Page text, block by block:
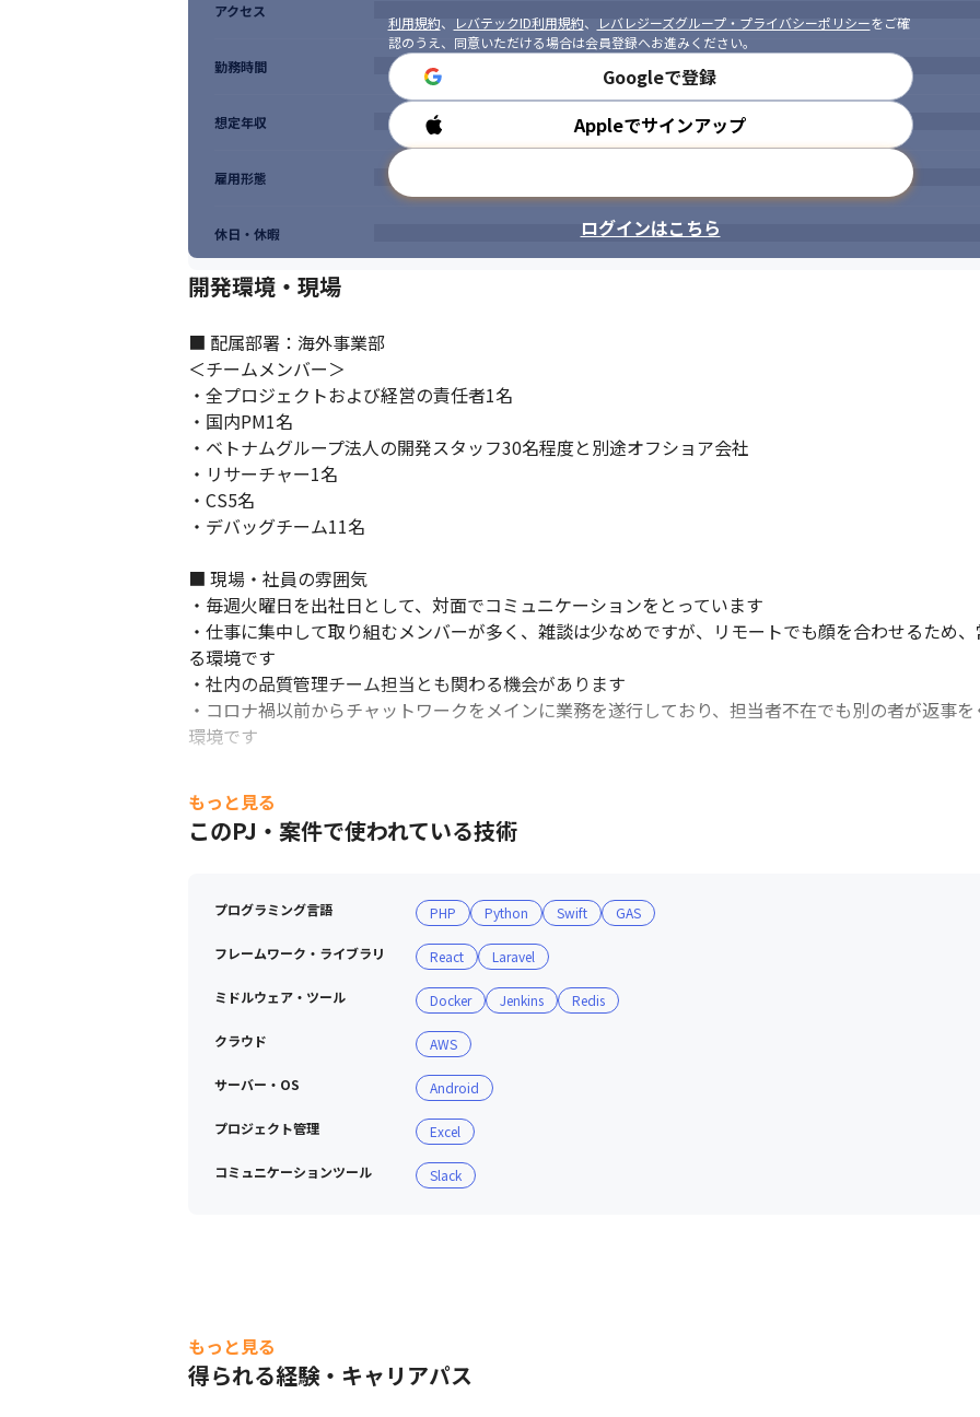
コミュニケーションを大切にしています。
利用規約、 レバテックID利用規約、 レバレジーズグループ・プライバシーポリシーをご確
認のうえ、同意いただける場合は会員登録へお進みください。
Googleで登録
Appleでサインアップ
ログインはこちら
アクセス
勤務時間
想定年収
雇用形態
休日・休暇
開発環境・現場
■ 配属部署：海外事業部
＜チームメンバー＞
・全プロジェクトおよび経営の責任者1名
・国内PM1名
・ベトナムグループ法人の開発スタッフ30名程度と別途オフショア会社
・リサーチャー1名
・CS5名
・デバッグチーム11名
■ 現場・社員の雰囲気
・毎週火曜日を出社日として、対面でコミュニケーションをとっています
・仕事に集中して取り組むメンバーが多く、雑談は少なめですが、リモートでも顔を合わせるため
る環境です
・社内の品質管理チーム担当とも関わる機会があります
・コロナ禍以前からチャットワークをメインに業務を遂行しており、担当者不在でも別の者が返事
環境です
■ 職場環境
・出社日以外の平日も、出社やリモートワークを自由に選択できます
・オフィスには、コーヒーをはじめとした飲みものが飲み放題でゆっくりできるカフェスペースを設
・ノートパソコンなど基本的なツールは会社側から貸与します
・それ以外にも、業務上必要なものがあれば相談可能です
・会社単位でリモートワークが導入される期間はリモート手当を支給しています
もっと見る
このPJ・案件で使われている技術
プログラミング言語 PHP Python Swift GAS
フレームワーク・ライブラリ React Laravel
ミドルウェア・ツール Docker Jenkins Redis
クラウド AWS
サーバー・OS Android
プロジェクト管理 Excel
コミュニケーションツール Slack
もっと見る
得られる経験・キャリアパス